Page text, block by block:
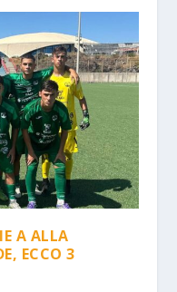
A ALLA
ECCO 3